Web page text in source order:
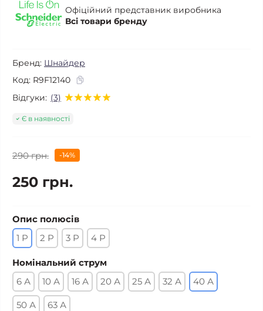
Офіційний представник виробника
Всі товари бренду
Бренд: Шнайдер
Код: R9F12140
Відгуки: (3)
Є в наявності
290 грн. -14%
250 грн.
Опис полюсів
1 P
2 P 3 P 4 P
Номінальний струм
6 А
10 А 16 А 20 А 25 А 32 А 40 А
50 А 63 А